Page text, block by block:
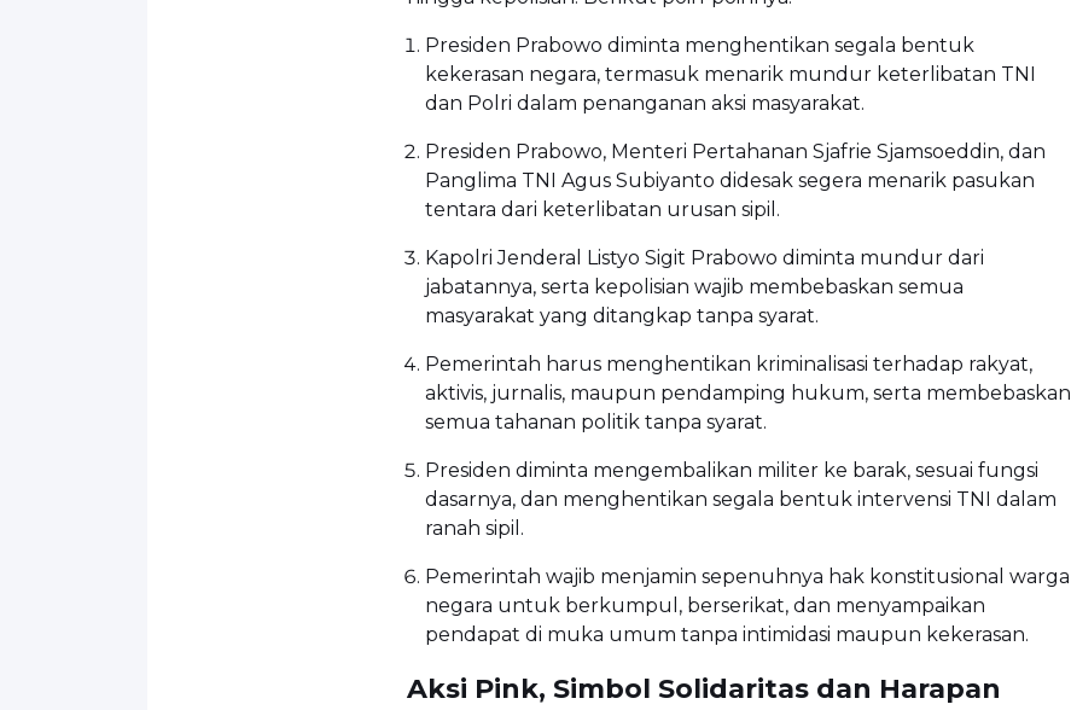
Presiden Prabowo diminta menghentikan segala bentuk
kekerasan negara, termasuk menarik mundur keterlibatan TNI
dan Polri dalam penanganan aksi masyarakat.
Presiden Prabowo, Menteri Pertahanan Sjafrie Sjamsoeddin, dan
Panglima TNI Agus Subiyanto didesak segera menarik pasukan
tentara dari keterlibatan urusan sipil.
Kapolri Jenderal Listyo Sigit Prabowo diminta mundur dari
jabatannya, serta kepolisian wajib membebaskan semua
masyarakat yang ditangkap tanpa syarat.
Pemerintah harus menghentikan kriminalisasi terhadap rakyat,
aktivis, jurnalis, maupun pendamping hukum, serta membebaskan
semua tahanan politik tanpa syarat.
Presiden diminta mengembalikan militer ke barak, sesuai fungsi
dasarnya, dan menghentikan segala bentuk intervensi TNI dalam
ranah sipil.
Pemerintah wajib menjamin sepenuhnya hak konstitusional warga
negara untuk berkumpul, berserikat, dan menyampaikan
pendapat di muka umum tanpa intimidasi maupun kekerasan.
Aksi Pink, Simbol Solidaritas dan Harapan